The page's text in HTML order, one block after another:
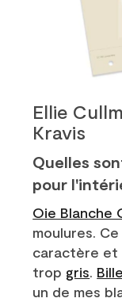
Ellie
Kravis
Quelles
pour
Oie Blanche
moulures.
caractère et
trop gris.
un de mes